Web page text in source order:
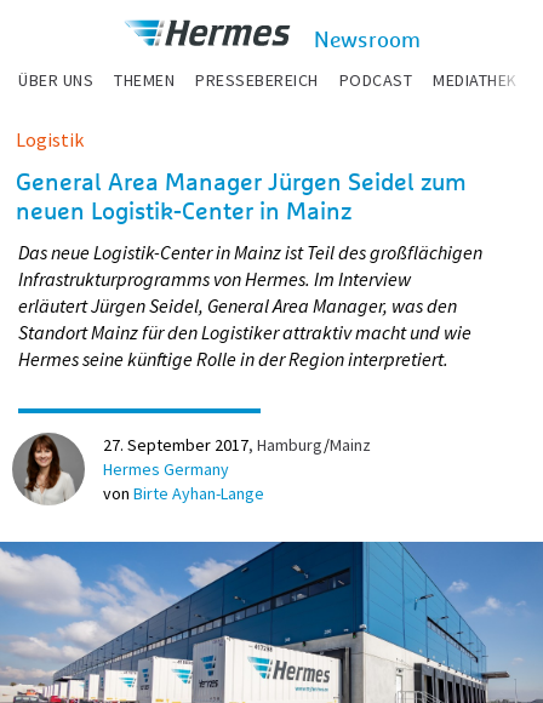
Newsroom
ÜBER UNS THEMEN PRESSEBEREICH PODCAST MEDIATHEK
Logistik
General Area Manager Jürgen Seidel zum
neuen Logistik-Center in Mainz
Das neue Logistik-Center in Mainz ist Teil des großflächigen
Infrastrukturprogramms von Hermes. Im Interview
erläutert Jürgen Seidel, General Area Manager, was den
Standort Mainz für den Logistiker attraktiv macht und wie
Hermes seine künftige Rolle in der Region interpretiert.
27. September 2017 Hamburg/Mainz
Hermes Germany
von Birte Ayhan-Lange